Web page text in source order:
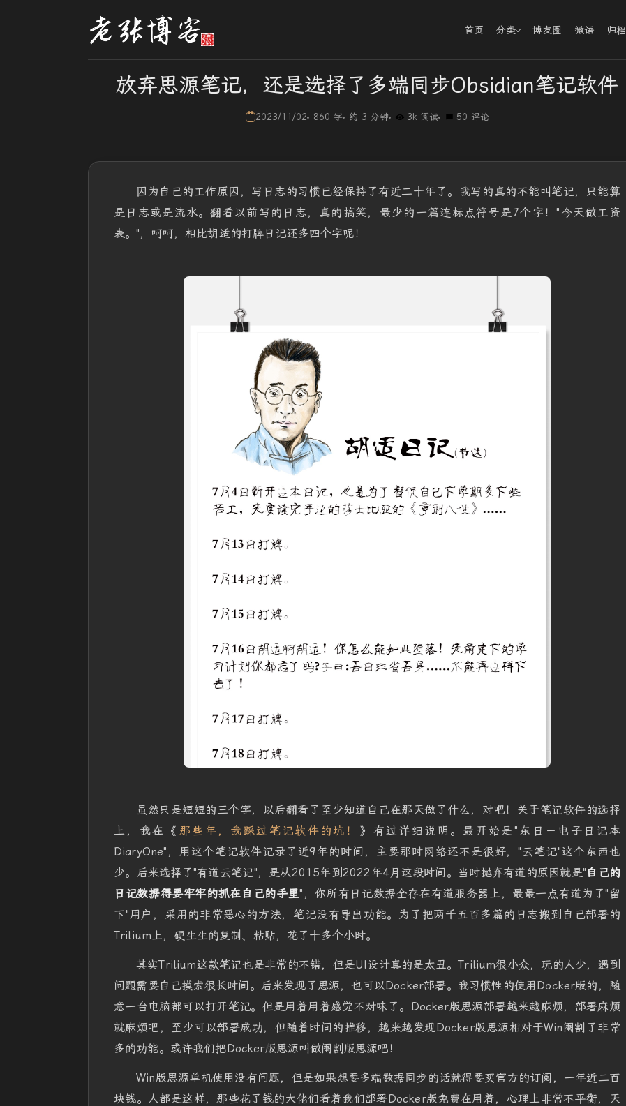
首页 分类 博友圈 微语 归档
放弃思源笔记，还是选择了多端同步Obsidian笔记软件
2023/11/02 860 字 约 3 分钟 3k 阅读 50 评论
因为自己的工作原因，写日志的习惯已经保持了有近二十年了。我写的真的不能叫笔记，只能算
是日志或是流水。翻看以前写的日志，真的搞笑，最少的一篇连标点符号是7个字！"今天做工资
表。"，呵呵，相比胡适的打牌日记还多四个字呢！
虽然只是短短的三个字，以后翻看了至少知道自己在那天做了什么，对吧！关于笔记软件的选择
上，我在《 那些年，我踩过笔记软件的坑！
》有过详细说明。最开始是"东日－电子日记本
DiaryOne"，用这个笔记软件记录了近9年的时间，主要那时网络还不是很好，"云笔记"这个东西也
少。后来选择了"有道云笔记"，是从2015年到2022年4月这段时间。当时抛弃有道的原因就是"自己的
日记数据得要牢牢的抓在自己的手里"，你所有日记数据全存在有道服务器上，最最一点有道为了"留
下"用户，采用的非常恶心的方法，笔记没有导出功能。为了把两千五百多篇的日志搬到自己部署的
Trilium上，硬生生的复制、粘贴，花了十多个小时。
其实Trilium这款笔记也是非常的不错，但是UI设计真的是太丑。Trilium很小众，玩的人少，遇到
问题需要自己摸索很长时间。后来发现了思源，也可以Docker部署。我习惯性的使用Docker版的，随
意一台电脑都可以打开笔记。但是用着用着感觉不对味了。Docker版思源部署越来越麻烦，部署麻烦
就麻烦吧，至少可以部署成功，但随着时间的推移，越来越发现Docker版思源相对于Win阉割了非常
多的功能。或许我们把Docker版思源叫做阉割版思源吧！
Win版思源单机使用没有问题，但是如果想要多端数据同步的话就得要买官方的订阅，一年近二百
块钱。人都是这样，那些花了钱的大佬们看着我们部署Docker版免费在用着，心理上非常不平衡，天